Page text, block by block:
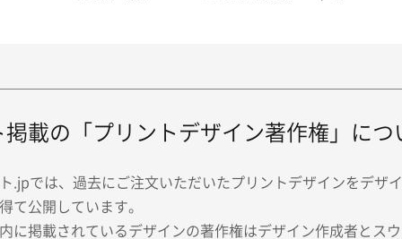
掲載の「プリントデザイン著作権」につ
.jpでは、過去にご注文いただいたプリントデザインをデザ
て公開しています。
に掲載されているデザインの著作権はデザイン作成者とス